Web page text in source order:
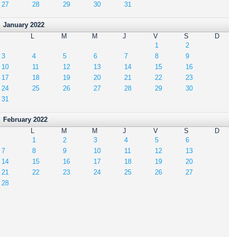
27
28 29 30 31
January 2022
L
M M J V S
D
1
2
3
4 5 6 7 8
9
10
11 12 13 14 15
16
17
18 19 20 21 22
23
24
25 26 27 28 29
30
31
February 2022
L
M M J V S
D
1
2 3 4 5
6
7
8 9 10 11 12
13
14
15 16 17 18 19
20
21
22 23 24 25 26
27
28